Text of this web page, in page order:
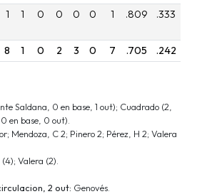
1 1 0 0 0 0 1 .809 .333
8 1 0 2 3 0 7 .705 .242
Saldana, 0 en base, 1 out); Cuadrado (2,
en base, 0 out).
Mendoza, C 2; Pinero 2; Pérez, H 2; Valera
Valera (2).
2 out: Genovés.